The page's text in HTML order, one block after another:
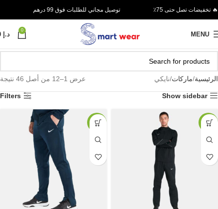
🔥 تخفيضات تصل حتى 75٪ توصيل مجاني للطلبات فوق 99 درهم
MENU
0
د.إ
الرئيسية ماركات نايكي عرض 1–12 من أصل 46 نتيجة
Show sidebar
Filters
-40%
-40%